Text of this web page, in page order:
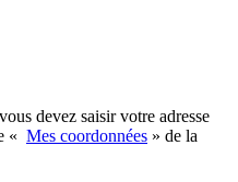
devez saisir votre adresse
« Mes coordonnées » de la